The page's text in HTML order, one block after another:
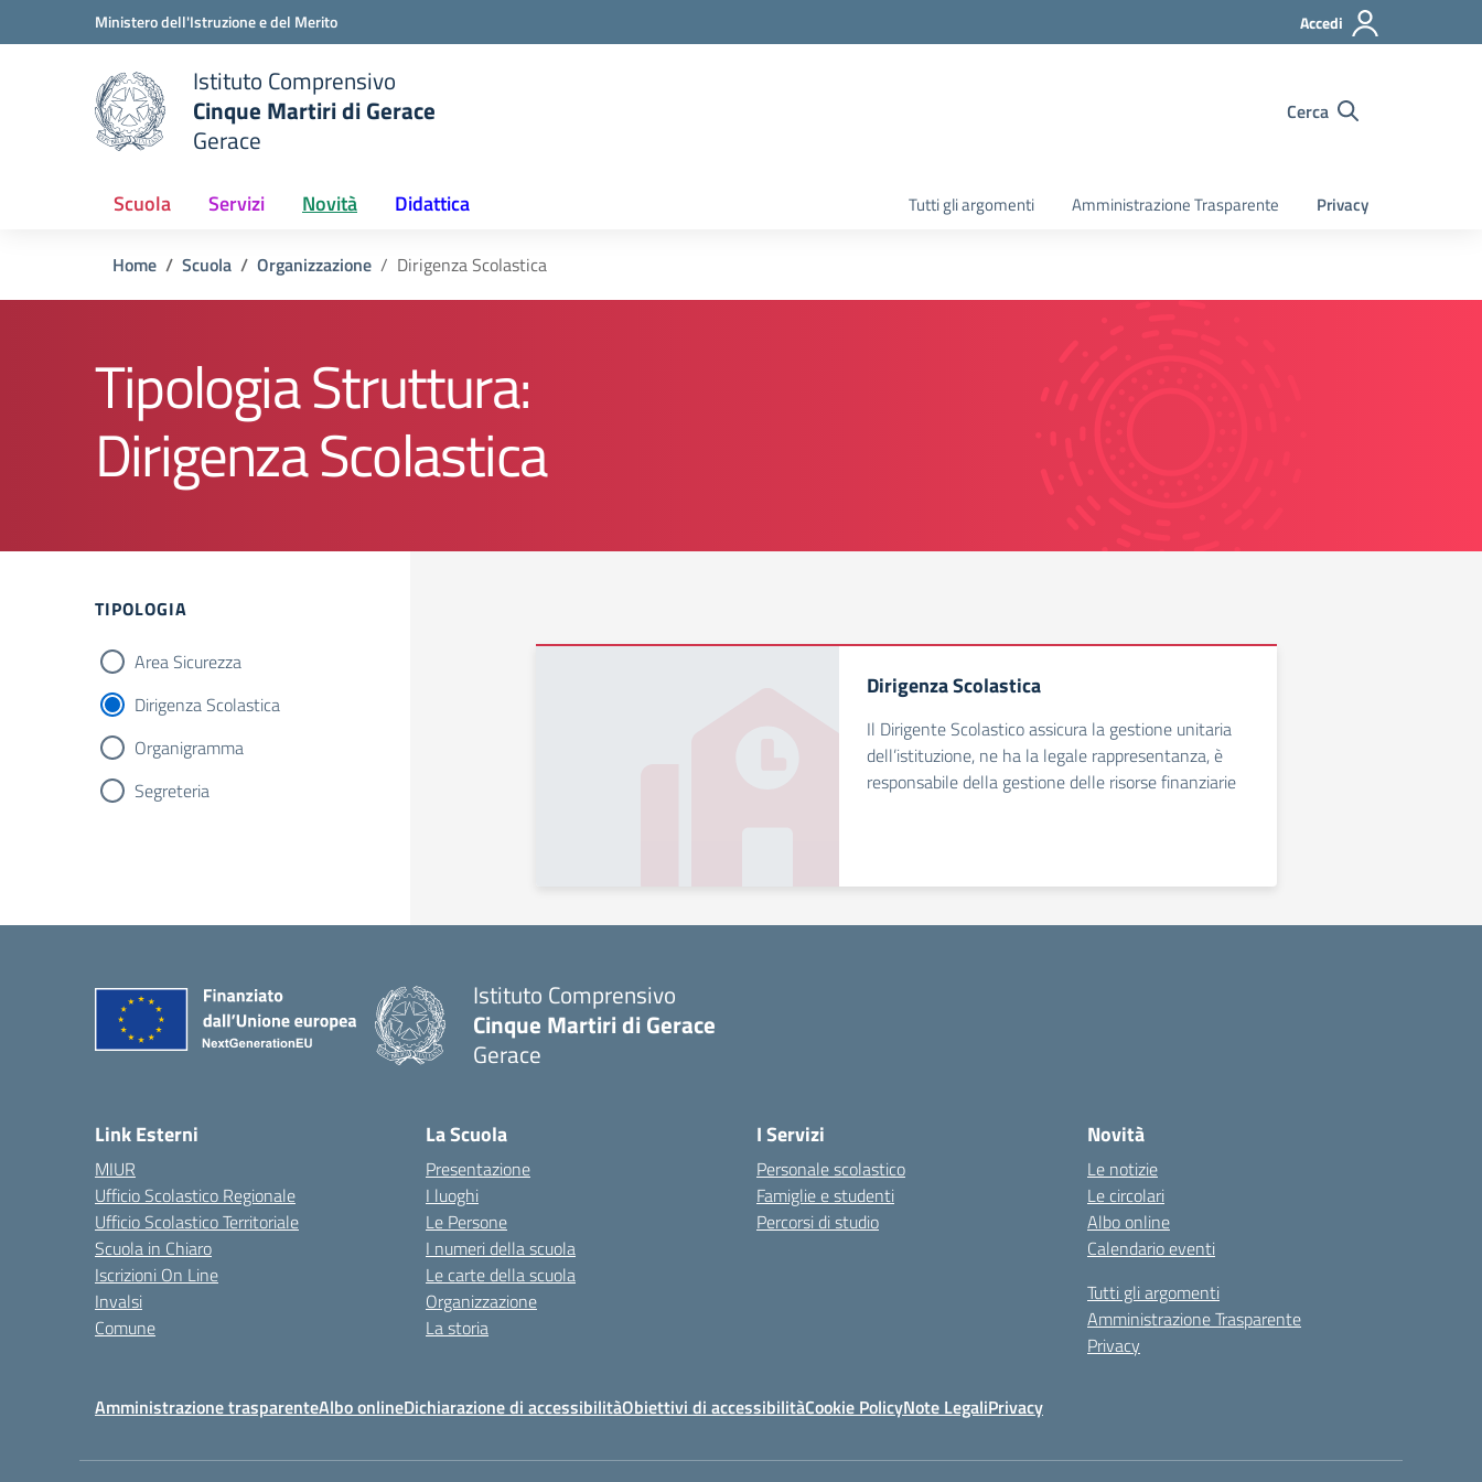
Vai ai contenuti
Vai al menu di navigazioneMinistero dell'Istruzione e del Merito Accedi
scuola
Istituto Comprensivo
Cinque Martiri di Gerace
Gerace
Cerca
Scuola Servizi Novità Didattica Tutti gli argomenti Amministrazione Trasparente Privacy
Home Scuola Organizzazione Dirigenza Scolastica
Tipologia Struttura:
Dirigenza Scolastica
TIPOLOGIA
Area Sicurezza
Dirigenza Scolastica
Organigramma
Segreteria
Dirigenza Scolastica
Il Dirigente Scolastico assicura la gestione unitaria
dell’istituzione, ne ha la legale rappresentanza, è
responsabile della gestione delle risorse finanziarie
Istituto Comprensivo
Cinque Martiri di Gerace
Gerace
Link Esterni
MIUR
Ufficio Scolastico Regionale
Ufficio Scolastico Territoriale
Scuola in Chiaro
Iscrizioni On Line
Invalsi
Comune
La Scuola
Presentazione
I luoghi
Le Persone
I numeri della scuola
Le carte della scuola
Organizzazione
La storia
I Servizi
Personale scolastico
Famiglie e studenti
Percorsi di studio
Novità
Le notizie
Le circolari
Albo online
Calendario eventi
Tutti gli argomenti
Amministrazione Trasparente
Privacy
Amministrazione trasparenteAlbo onlineDichiarazione di accessibilitàObiettivi di accessibilitàCookie PolicyNote LegaliPrivacy